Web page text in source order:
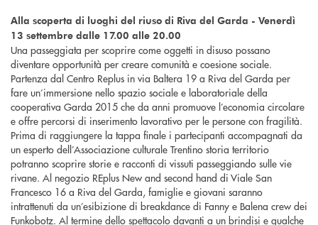
Alla scoperta di luoghi del riuso di Riva del Garda - Venerdì
13 settembre dalle 17.00 alle 20.00
Una passeggiata per scoprire come oggetti in disuso possano
diventare opportunità per creare comunità e coesione sociale.
Partenza dal Centro Replus in via Baltera 19 a Riva del Garda per
fare un’immersione nello spazio sociale e laboratoriale della
cooperativa Garda 2015 che da anni promuove l’economia circolare
e offre percorsi di inserimento lavorativo per le persone con fragilità.
Prima di raggiungere la tappa finale i partecipanti accompagnati da
un esperto dell’Associazione culturale Trentino storia territorio
potranno scoprire storie e racconti di vissuti passeggiando sulle vie
rivane. Al negozio REplus New and second hand di Viale San
Francesco 16 a Riva del Garda, famiglie e giovani saranno
intrattenuti da un’esibizione di breakdance di Fanny e Balena crew dei
Funkobotz. Al termine dello spettacolo davanti a un brindisi e qualche